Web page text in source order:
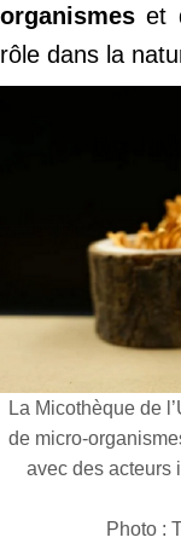
organismes et
rôle dans la
La Micothèque de
de micro-
avec des acteurs
Photo :